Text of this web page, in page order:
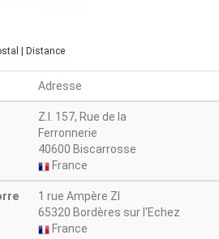
Distance
Adresse
Z.I. 157, Rue de la
Ferronnerie
40600 Biscarrosse
France
1 rue Ampère ZI
65320 Bordères sur l'Echez
France